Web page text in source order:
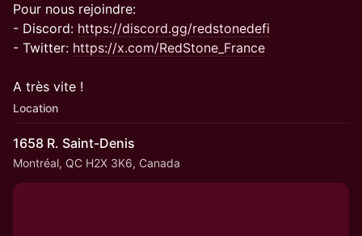
Pour nous rejoindre:
- Discord: https://discord.gg/redstonedefi
- Twitter: https://x.com/RedStone_France
A très vite !
Location
1658 R. Saint-Denis
Montréal, QC H2X 3K6, Canada